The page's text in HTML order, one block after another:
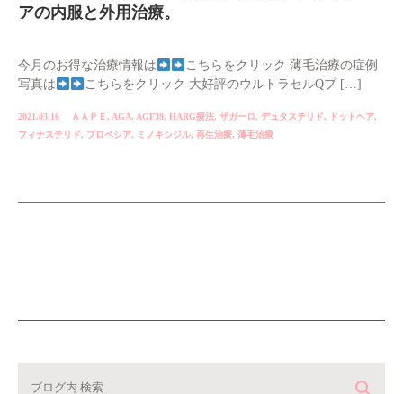
アの内服と外用治療。
今月のお得な治療情報は
こちらをクリック 薄毛治療の症例
写真は
こちらをクリック 大好評のウルトラセルQプ […]
2021.03.16 ＡＡＰＥ, AGA, AGF39, HARG療法, ザガーロ , デュタステリド, ドットヘア,
フィナステリド, プロペシア, ミノキシジル, 再生治療, 薄毛治療